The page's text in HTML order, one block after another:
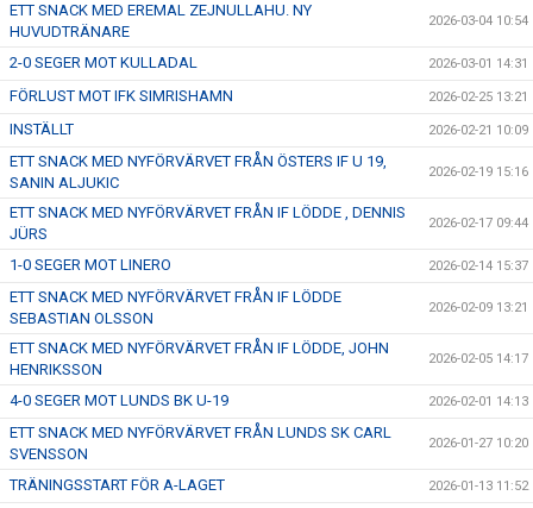
ETT SNACK MED EREMAL ZEJNULLAHU. NY
HUVUDTRÄNARE
2026-03-04 10:54
2-0 SEGER MOT KULLADAL 2026-03-01 14:31
FÖRLUST MOT IFK SIMRISHAMN 2026-02-25 13:21
INSTÄLLT 2026-02-21 10:09
ETT SNACK MED NYFÖRVÄRVET FRÅN ÖSTERS IF U 19,
SANIN ALJUKIC
2026-02-19 15:16
ETT SNACK MED NYFÖRVÄRVET FRÅN IF LÖDDE , DENNIS
JÜRS
2026-02-17 09:44
1-0 SEGER MOT LINERO 2026-02-14 15:37
ETT SNACK MED NYFÖRVÄRVET FRÅN IF LÖDDE
SEBASTIAN OLSSON
2026-02-09 13:21
ETT SNACK MED NYFÖRVÄRVET FRÅN IF LÖDDE, JOHN
HENRIKSSON
2026-02-05 14:17
4-0 SEGER MOT LUNDS BK U-19 2026-02-01 14:13
ETT SNACK MED NYFÖRVÄRVET FRÅN LUNDS SK CARL
SVENSSON
2026-01-27 10:20
TRÄNINGSSTART FÖR A-LAGET 2026-01-13 11:52